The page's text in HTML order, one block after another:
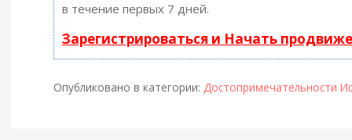
в течение первых 7 дней.
Зарегистрироваться и Начать
Опубликовано в категории: Достопримечательности